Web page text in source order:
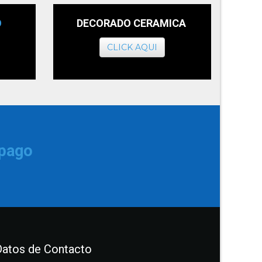
DECORADO CERAMICA
CLICK AQUI
de Contacto